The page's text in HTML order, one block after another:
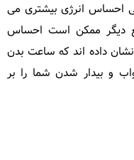
احساس انرژی بیشتری می
دیگر ممکن است احساس
نشان داده اند که ساعت بدن
و بیدار شدن شما را بر